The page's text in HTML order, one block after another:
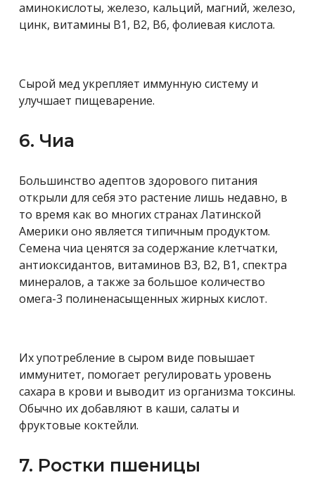
аминокислоты, железо, кальций, магний, железо,
цинк, витамины B1, B2, B6, фолиевая кислота.
Сырой мед укрепляет иммунную систему и
улучшает пищеварение.
6. Чиа
Большинство адептов здорового питания
открыли для себя это растение лишь недавно, в
то время как во многих странах Латинской
Америки оно является типичным продуктом.
Семена чиа ценятся за содержание клетчатки,
антиоксидантов, витаминов В3, В2, В1, спектра
минералов, а также за большое количество
омега-3 полиненасыщенных жирных кислот.
Их употребление в сыром виде повышает
иммунитет, помогает регулировать уровень
сахара в крови и выводит из организма токсины.
Обычно их добавляют в каши, салаты и
фруктовые коктейли.
7. Ростки пшеницы